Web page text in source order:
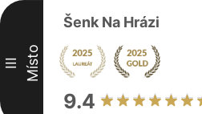
III Místo
Šenk Na Hrázi
9.4